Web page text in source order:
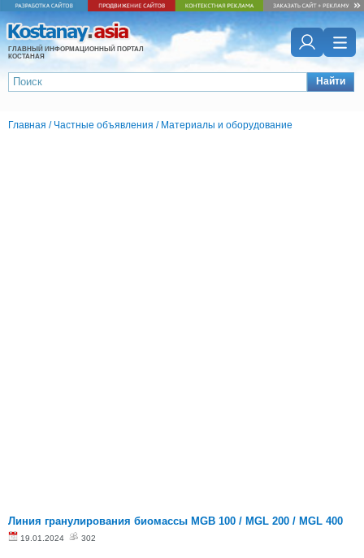
ГЛАВНЫЙ ИНФОРМАЦИОННЫЙ ПОРТАЛ
КОСТАНАЯ
Найти
Главная / Частные объявления / Материалы и оборудование
Линия гранулирования биомассы MGB 100 / MGL 200 / MGL 400
19.01.2024 302